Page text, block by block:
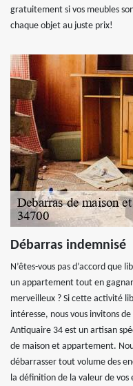
gratuitement si vos meubles
chaque objet au juste prix!
Débarras indemnisé
N’êtes-vous pas d’accord que
un appartement tout en
merveilleux ? Si cette activité
intéresse, nous vous invitons
Antiquaire 34 est un artisan
de maison et appartement.
débarrasser tout volume des
la définition de la valeur de vos